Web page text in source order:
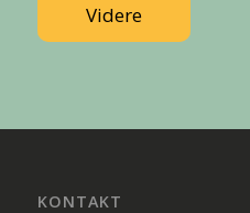
Videre
KONTAKT